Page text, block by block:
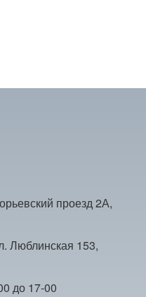
проезд 2А,
Люблинская 153,
до 17-00